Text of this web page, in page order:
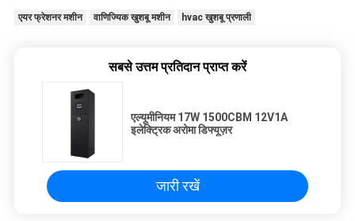
एयर फ्रेशनर मशीन वाणिज्यिक खुशबू मशीन hvac खुशबू प्रणाली
सबसे उत्तम प्रतिदान प्राप्त करें
एल्यूमीनियम 17W 1500CBM 12V1A
इलेक्ट्रिक अरोमा डिफ्यूज़र
जारी रखें